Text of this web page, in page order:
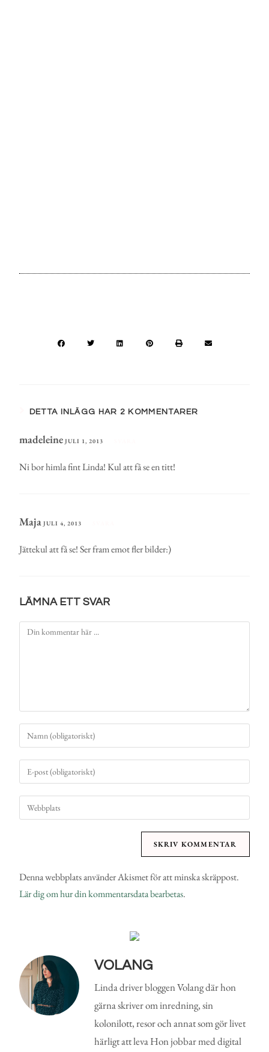
DETTA INLÄGG HAR 2 KOMMENTARER
madeleine JULI 1, 2013
Ni bor himla fint Linda! Kul att få se en titt!
Maja JULI 4, 2013
Jättekul att få se! Ser fram emot fler bilder:)
LÄMNA ETT SVAR
Denna webbplats använder Akismet för att minska skräppost.
Lär dig om hur din kommentarsdata bearbetas.
VOLANG
Linda driver bloggen Volang där hon
gärna skriver om inredning, sin
kolonilott, resor och annat som gör livet
härligt att leva Hon jobbar med digital